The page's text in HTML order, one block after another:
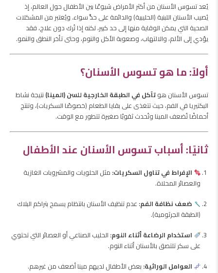
يُعد تسوس الأسنان من أكثر الأمراض شيوعًا بين الأطفال حول العالم، إذ
يُصيب الأسنان اللبنية (الحليبية) والدائمة على حدٍّ سواء. ويُعتبر من المشكلات
الصحية التي يمكن الوقاية منها إلى حد كبير، لكنه إذا تُرك دون علاج، فقد
يؤدي إلى الألم، والالتهاب، وصعوبة الأكل والنوم، وحتى تأخر النطق والنمو.
أولاً: ما هو تسوس الأسنان؟
تسوس الأسنان هوتآكل في الطبقة الخارجية للسن (المينا) نتيجة نشاط
البكتيريا في الفم، حيث تتغذى على بقايا الطعام (خصوصًا السكريات)، وتنتج
أحماضًا تُضعف المينا وتُحدث ثقوبًا صغيرة تتطور مع الوقت.
ثانيًا: أسباب تسوس الأسنان عند الأطفال
الإفراط في تناول السكريات: مثل الحلويات والمشروبات الغازية
والعصائر المحلاة.
ضعف نظافة الفم: عدم تنظيف الأسنان بانتظام يسمح بتراكم البلاك
(الطبقة الجرثومية).
استخدام الرضاعة أثناء النوم: الحليب الصناعي أو العصائر التي تحتوي
على سكر تلتصق بالأسنان أثناء النوم.
العوامل الوراثية: بعض الأطفال لديهم مينا أضعف من غيرهم.